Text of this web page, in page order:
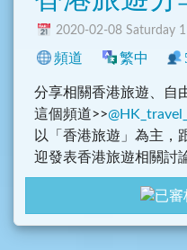
2020-02-08 Saturday
頻道 繁中
分享相關香港旅遊、自
這個頻道>>
以「香港旅遊」為主，
迎發表香港旅遊相關討
主要目的：
1. 討論香港旅遊相關問
事，請記得禮貌性發問